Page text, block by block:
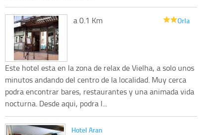
Orla
a 0.1 Km
Este hotel esta en la zona de relax de Vielha, a solo unos
minutos andando del centro de la localidad. Muy cerca
podra encontrar bares, restaurantes y una animada vida
nocturna. Desde aqui, podra l...
Hotel Aran